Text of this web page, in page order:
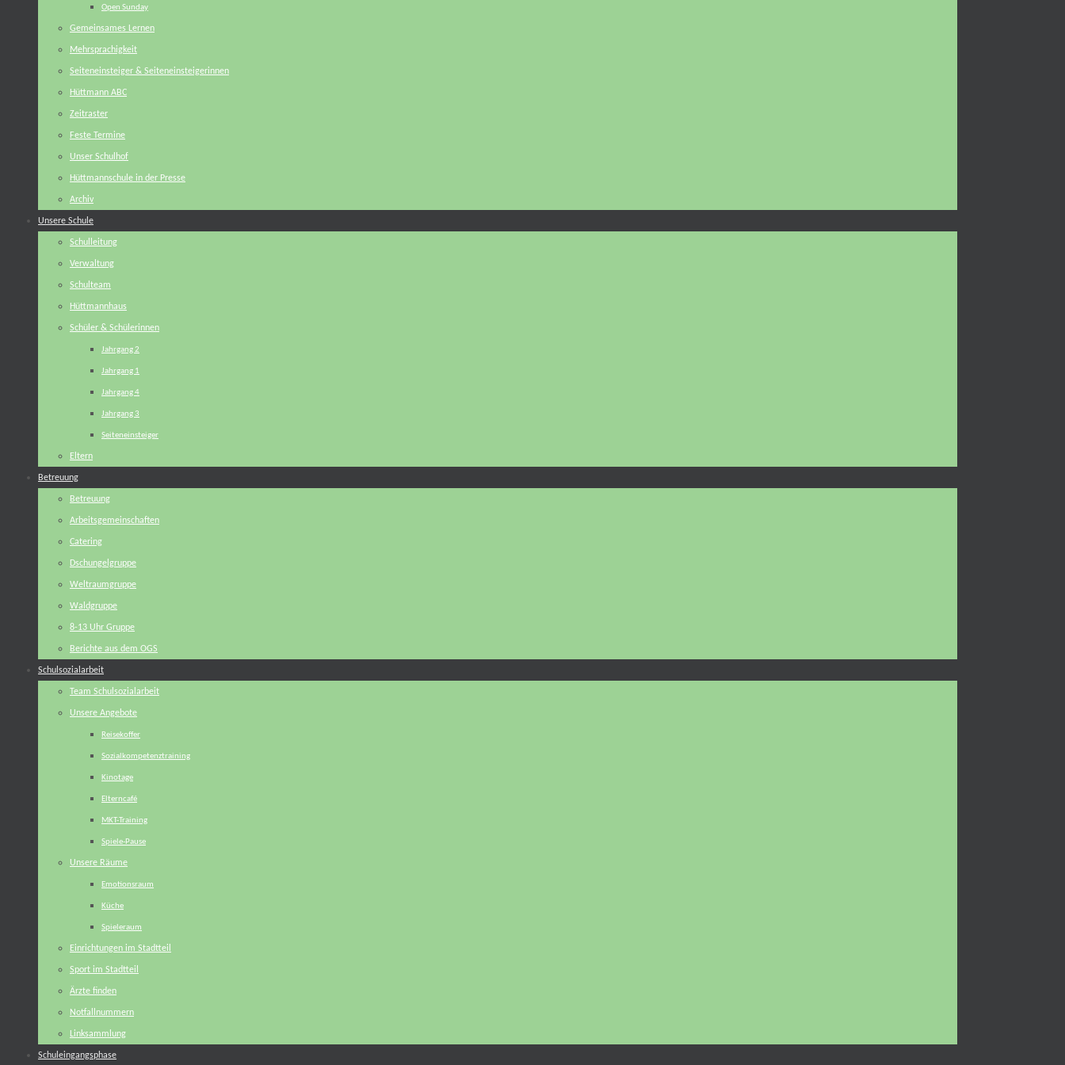
Open Sunday
Gemeinsames Lernen
Mehrsprachigkeit
Seiteneinsteiger & Seiteneinsteigerinnen
Hüttmann ABC
Zeitraster
Feste Termine
Unser Schulhof
Hüttmannschule in der Presse
Archiv
Unsere Schule
Schulleitung
Verwaltung
Schulteam
Hüttmannhaus
Schüler & Schülerinnen
Jahrgang 2
Jahrgang 1
Jahrgang 4
Jahrgang 3
Seiteneinsteiger
Eltern
Betreuung
Betreuung
Arbeitsgemeinschaften
Catering
Dschungelgruppe
Weltraumgruppe
Waldgruppe
8-13 Uhr Gruppe
Berichte aus dem OGS
Schulsozialarbeit
Team Schulsozialarbeit
Unsere Angebote
Reisekoffer
Sozialkompetenztraining
Kinotage
Elterncafé
MKT-Training
Spiele-Pause
Unsere Räume
Emotionsraum
Küche
Spieleraum
Einrichtungen im Stadtteil
Sport im Stadtteil
Ärzte finden
Notfallnummern
Linksammlung
Schuleingangsphase